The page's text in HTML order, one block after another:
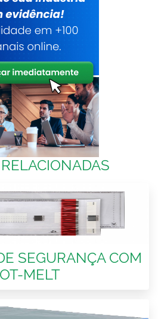
SEGURANÇA COM
MELT